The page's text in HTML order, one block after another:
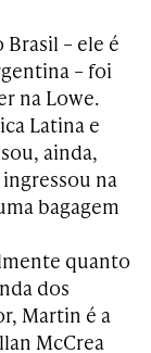
– ele é
– foi
na Lowe.
Latina e
ainda,
na
bagagem
quanto
dos
Martin é a
McCrea